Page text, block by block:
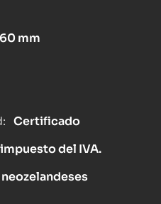
mm
Certificado
del IVA.